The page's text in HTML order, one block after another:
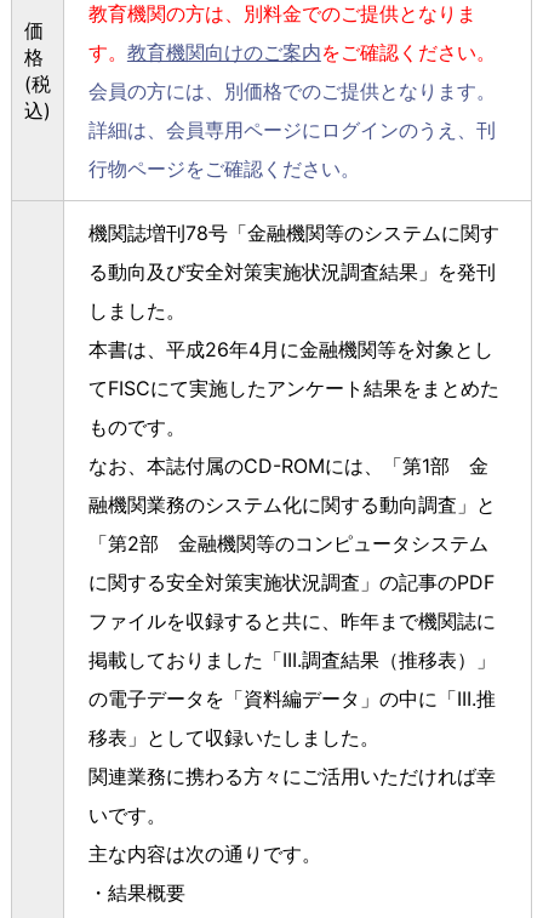
価
格
(税
込)
教育機関の方は、別料金でのご提供となりま
す。 教育機関向けのご案内をご確認ください。
会員の方には、別価格でのご提供となります。
詳細は、会員専用ページにログインのうえ、刊
行物ページをご確認ください。
機関誌増刊78号「金融機関等のシステムに関す
る動向及び安全対策実施状況調査結果」を発刊
しました。
本書は、平成26年4月に金融機関等を対象とし
てFISCにて実施したアンケート結果をまとめた
ものです。
なお、本誌付属のCD-ROMには、「第1部 金
融機関業務のシステム化に関する動向調査」と
「第2部 金融機関等のコンピュータシステム
に関する安全対策実施状況調査」の記事のPDF
ファイルを収録すると共に、昨年まで機関誌に
掲載しておりました「III.調査結果（推移表）」
の電子データを「資料編データ」の中に「III.推
移表」として収録いたしました。
関連業務に携わる方々にご活用いただければ幸
いです。
主な内容は次の通りです。
・結果概要